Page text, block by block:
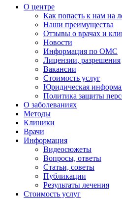
О центре
Как попасть к нам на
Наши преимущества
Отзывы о врачах и
Новости
Информация по ОМС
Лицензии, разрешения
Вакансии
Стоимость услуг
Юридическая
Политика защиты
О заболеваниях
Методы
Клиники
Врачи
Информация
Видеосюжеты
Вопросы, ответы
Статьи, советы
Публикации
Результаты лечения
Стоимость услуг